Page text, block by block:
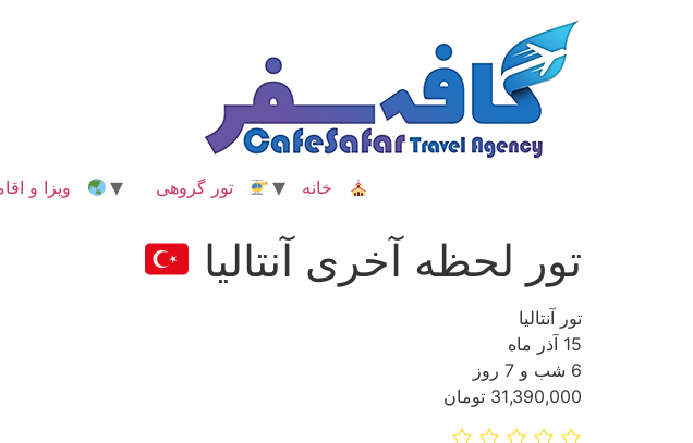
خانه تور گروهی ویزا و
تور لحظه آخری آنتالیا
تور آنتالیا
15 آذر ماه
6 شب و 7 روز
31,390,000 تومان